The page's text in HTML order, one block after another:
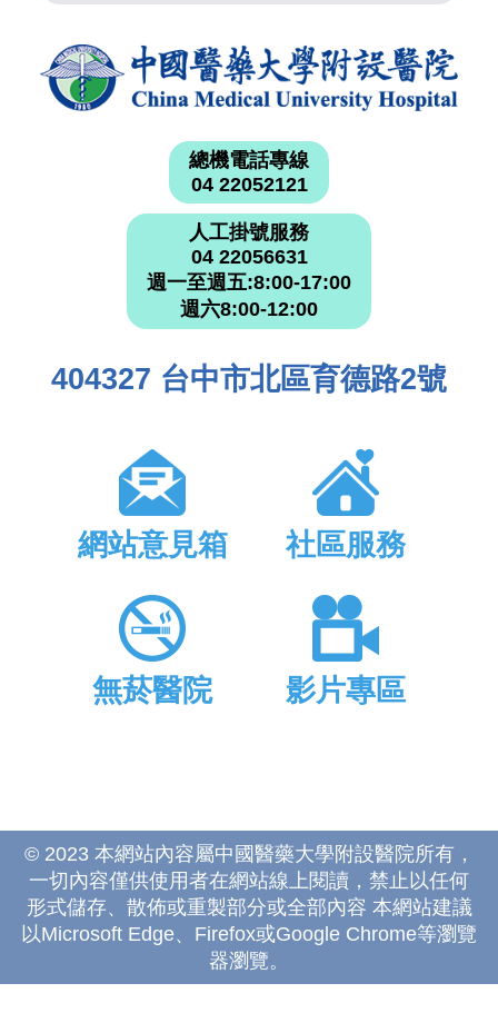
總機電話專線
04 22052121
人工掛號服務
04 22056631
週一至週五:8:00-17:00
週六8:00-12:00
404327 台中市北區育德路2號
網站意見箱 社區服務
無菸醫院 影片專區
© 2023 本網站內容屬中國醫藥大學附設醫院所有，
一切內容僅供使用者在網站線上閱讀，禁止以任何
形式儲存、散佈或重製部分或全部內容 本網站建議
以Microsoft Edge、Firefox或Google Chrome等瀏覽
器瀏覽。